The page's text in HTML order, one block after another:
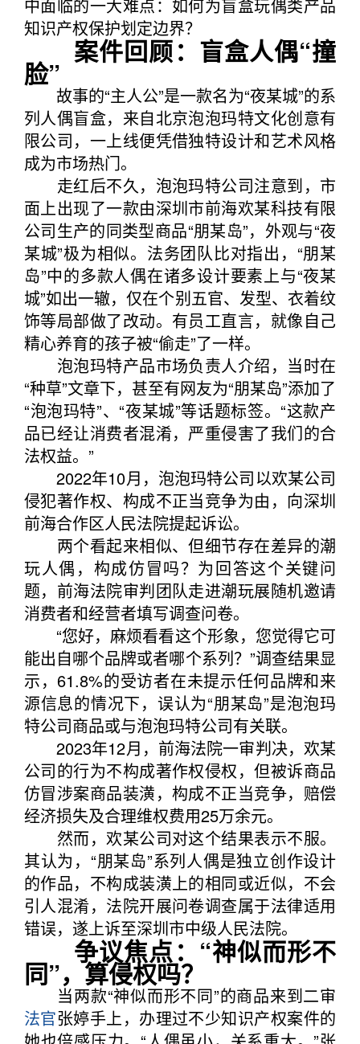
中面临的一大难点：如何为盲盒玩偶类产品
知识产权保护划定边界？
案件回顾：盲盒人偶“撞
脸”
故事的“主人公”是一款名为“夜某城”的系
列人偶盲盒，来自北京泡泡玛特文化创意有
限公司，一上线便凭借独特设计和艺术风格
成为市场热门。
走红后不久，泡泡玛特公司注意到，市
面上出现了一款由深圳市前海欢某科技有限
公司生产的同类型商品“朋某岛”，外观与“夜
某城”极为相似。法务团队比对指出，“朋某
岛”中的多款人偶在诸多设计要素上与“夜某
城”如出一辙，仅在个别五官、发型、衣着纹
饰等局部做了改动。有员工直言，就像自己
精心养育的孩子被“偷走”了一样。
泡泡玛特产品市场负责人介绍，当时在
“种草”文章下，甚至有网友为“朋某岛”添加了
“泡泡玛特”、“夜某城”等话题标签。“这款产
品已经让消费者混淆，严重侵害了我们的合
法权益。”
2022年10月，泡泡玛特公司以欢某公司
侵犯著作权、构成不正当竞争为由，向深圳
前海合作区人民法院提起诉讼。
两个看起来相似、但细节存在差异的潮
玩人偶，构成仿冒吗？为回答这个关键问
题，前海法院审判团队走进潮玩展随机邀请
消费者和经营者填写调查问卷。
“您好，麻烦看看这个形象，您觉得它可
能出自哪个品牌或者哪个系列？”调查结果显
示，61.8%的受访者在未提示任何品牌和来
源信息的情况下，误认为“朋某岛”是泡泡玛
特公司商品或与泡泡玛特公司有关联。
2023年12月，前海法院一审判决，欢某
公司的行为不构成著作权侵权，但被诉商品
仿冒涉案商品装潢，构成不正当竞争，赔偿
经济损失及合理维权费用25万余元。
然而，欢某公司对这个结果表示不服。
其认为，“朋某岛”系列人偶是独立创作设计
的作品，不构成装潢上的相同或近似，不会
引人混淆，法院开展问卷调查属于法律适用
错误，遂上诉至深圳市中级人民法院。
争议焦点：“神似而形不
同”，算侵权吗？
当两款“神似而形不同”的商品来到二审
法官张婷手上，办理过不少知识产权案件的